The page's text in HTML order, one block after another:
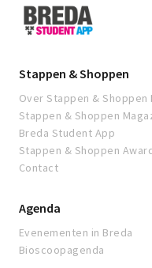
Breda
Student
App
Stappen & Shoppen
Over Stappen & Shoppen
Stappen & Shoppen
Breda Student App
Stappen & Shoppen
Contact
Agenda
Evenementen in Breda
Bioscoopagenda